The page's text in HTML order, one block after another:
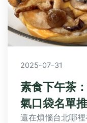
2025-07-31
素食下午茶
氣口袋名單
還在煩惱台北哪